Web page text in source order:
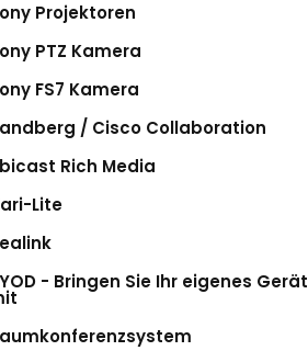
Projektoren
PTZ Kamera
FS7 Kamera
/ Cisco Collaboration
Rich Media
Lite
- Bringen Sie Ihr eigenes Gerät